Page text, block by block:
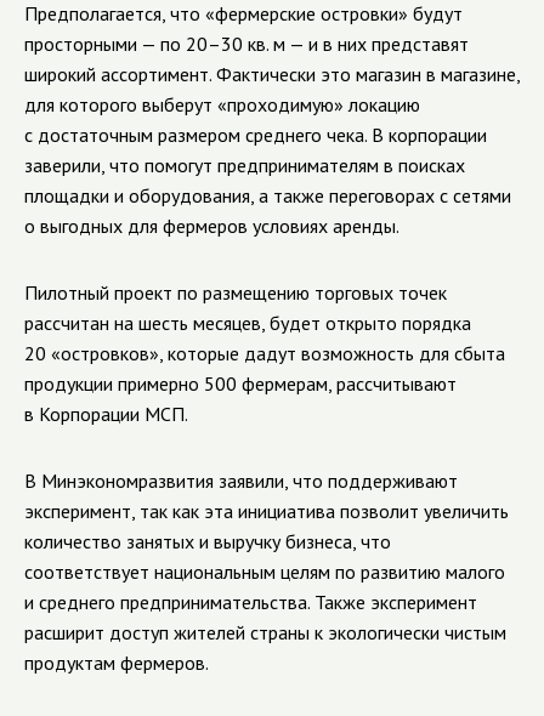
Предполагается, что «фермерские островки» будут
просторными — по 20–30 кв. м — и в них представят
широкий ассортимент. Фактически это магазин в магазине,
для которого выберут «проходимую» локацию
с достаточным размером среднего чека. В корпорации
заверили, что помогут предпринимателям в поисках
площадки и оборудования, а также переговорах с сетями
о выгодных для фермеров условиях аренды.
Пилотный проект по размещению торговых точек
рассчитан на шесть месяцев, будет открыто порядка
20 «островков», которые дадут возможность для сбыта
продукции примерно 500 фермерам, рассчитывают
в Корпорации МСП.
В Минэкономразвития заявили, что поддерживают
эксперимент, так как эта инициатива позволит увеличить
количество занятых и выручку бизнеса, что
соответствует национальным целям по развитию малого
и среднего предпринимательства. Также эксперимент
расширит доступ жителей страны к экологически чистым
продуктам фермеров.